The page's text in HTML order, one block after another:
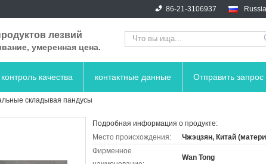
86-21-3106937
лезвий
умеренная цена.
контроль качества контактные данные Отправить запрос
складывая пандусы
Подробная информация о продукте:
Место происхождения:
Чжэцзян, Китай
Фирменное
Wan Tong